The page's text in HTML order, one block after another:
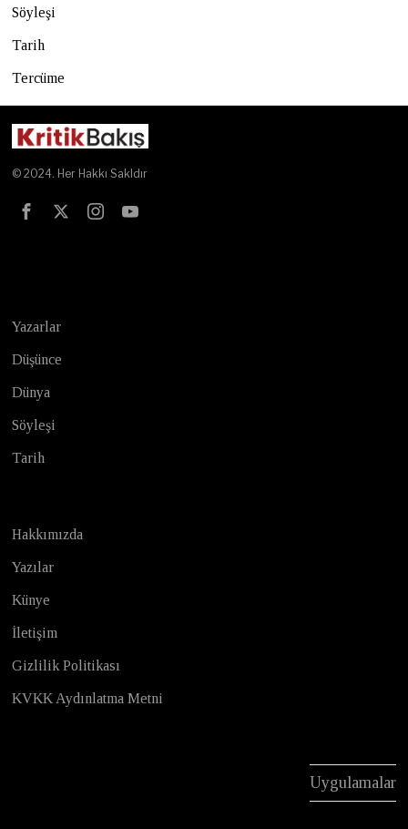
Söyleşi
Tarih
Tercüme
© 2024. Her Hakkı Sakldır
Yazarlar
Düşünce
Dünya
Söyleşi
Tarih
Hakkımızda
Yazılar
Künye
İletişim
Gizlilik Politikası
KVKK Aydınlatma Metni
Uygulamalar